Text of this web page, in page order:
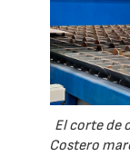
El corte de
Costero